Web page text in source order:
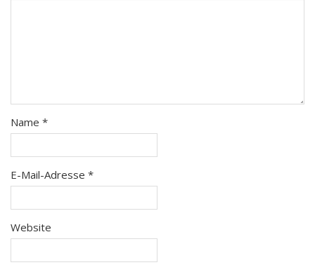
Name *
E-Mail-Adresse *
Website